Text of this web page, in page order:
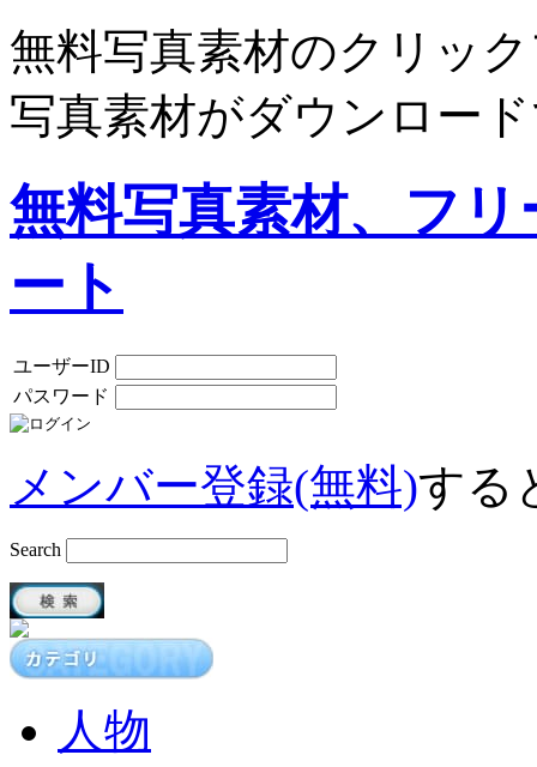
無料写真素材のクリッ
写真素材がダウンロー
無料写真素材、フ
ート
ユーザーID
パスワード
メンバー登録(無料)する
Search
人物